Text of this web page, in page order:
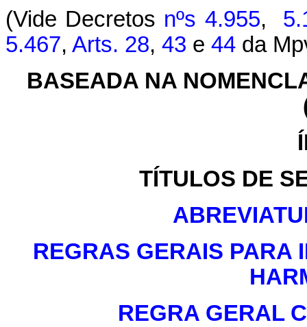
(Vide Decretos nºs 4.955,
5.467, Arts. 28, 43 e 44 da
BASEADA NA
TÍTULOS DE
REGRAS GERAIS PARA
REGRA GERAL